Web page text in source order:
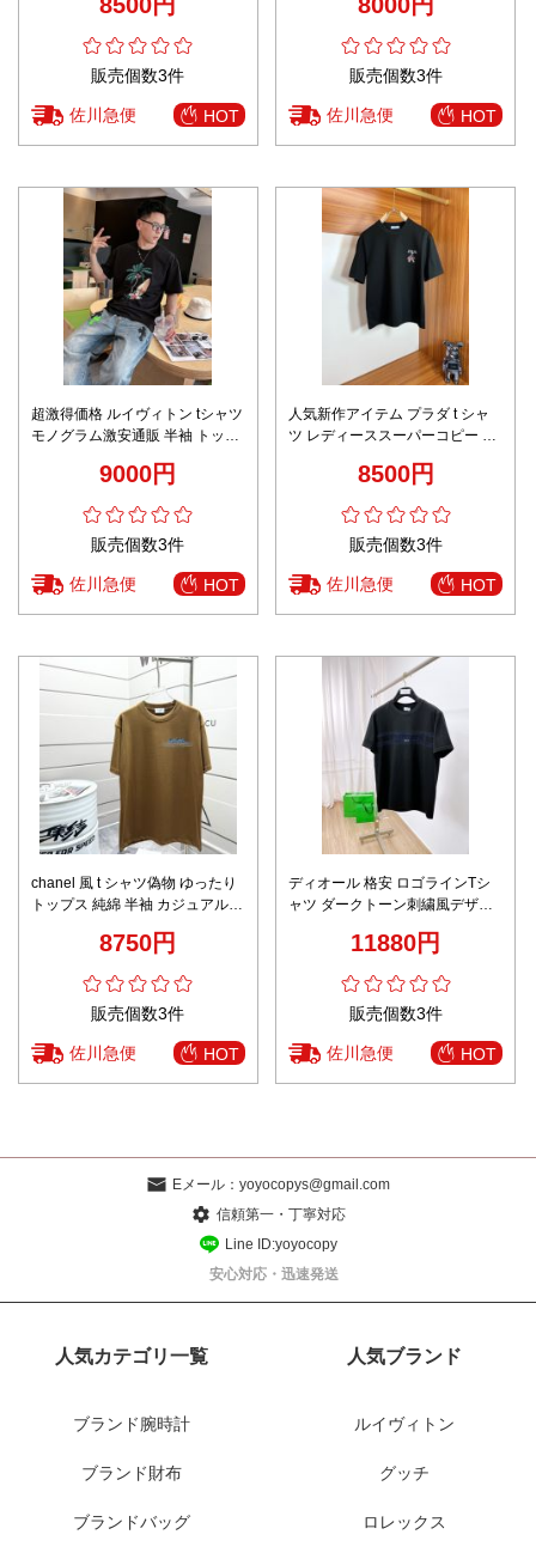
販売個数3件
佐川急便 HOT
販売個数3件
佐川急便 HOT
超激得価格 ルイヴィトン tシャツ
モノグラム激安通販 半袖 トップ
9000円
販売個数3件
佐川急便 HOT
人気新作アイテム プラダ t シャ
ツ レディーススーパーコピー ト
8500円
販売個数3件
佐川急便 HOT
chanel 風 t シャツ偽物 ゆったり
トップス 純綿 半袖 カジュアル
8750円
販売個数3件
佐川急便 HOT
ディオール 格安 ロゴラインTシ
ャツ ダークトーン刺繍風デザイ
11880円
販売個数3件
佐川急便 HOT
Eメール： yoyocopys@gmail.com
信頼第一・丁寧対応
Line ID:yoyocopy
安心対応・迅速発送
人気カテゴリ一覧
ブランド腕時計
ブランド財布
ブランドバッグ
人気ブランド
ルイヴィトン
グッチ
ロレックス